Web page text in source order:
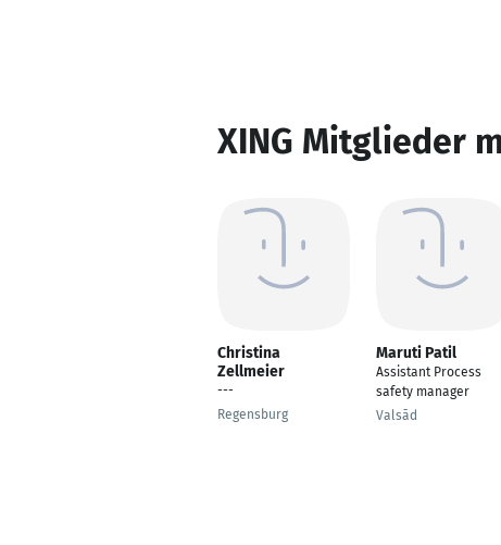
XING Mitglieder
Christina
Zellmeier
---
Regensburg
Maruti Patil
Assistant Process
safety manager
Valsād